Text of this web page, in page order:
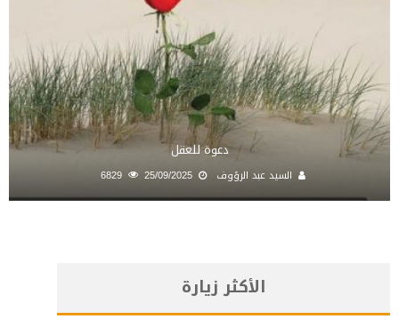
دعوة للعقل
السيد عبد الرؤوف 25/09/2025
6829
الأكثر زيارة